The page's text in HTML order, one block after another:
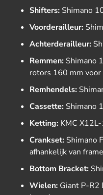
Shifters: Shimano
Voorderailleur:
Achterderailleur:
Remmen: Shimano
rotors 160 mm voor
Remhendels:
Cassette: Shimano
Ketting: KMC
Crankset: Shimano
afhankelijk van
Bottom Bracket:
Wielen: Giant P-R2